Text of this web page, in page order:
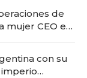
de
mujer CEO en
con su